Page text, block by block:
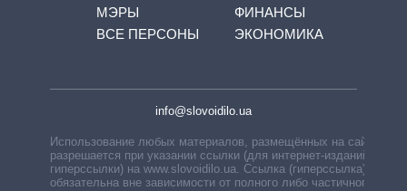
МЭРЫ
ВСЕ ПЕРСОНЫ
ФИНАНСЫ
ЭКОНОМИКА
info@slovoidilo.ua
Использование любых материалов, размещённых на сайте,
разрешается при указании ссылки (для интернет-изданий —
гиперссылки) на www.slovoidilo.ua. Ссылка (гиперссылка)
обязательна вне зависимости от полного либо частичного